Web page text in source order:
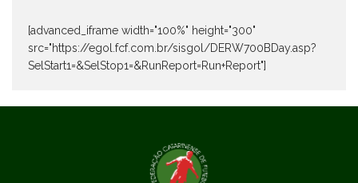
[advanced_iframe width="100%" height="300"
src="https://egol.fcf.com.br/sisgol/DERW700BDay.asp?
SelStart1=&SelStop1=&RunReport=Run+Report"]